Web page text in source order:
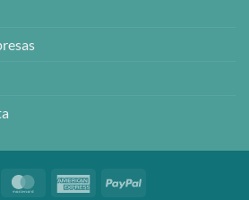
MasterCardAmericanPayPal